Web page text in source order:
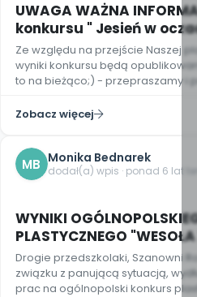
UWAGA WAŻNA
konkursu " Jesień w
Ze względu na przejście Naszej
wyniki konkursu będą
to na bieżąco;) - przepraszamy i
Zobacz więcej
MB Monika Bednarek
dodał(a) wpis · ponad 6 lat
WYNIKI
PLASTYCZNEGO
Drogie przedszkolaki, Szanowni
związku z panującą sytuacją,
prac na ogólnopolski konkurs